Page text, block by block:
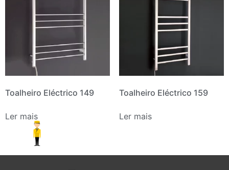
Toalheiro Eléctrico 149
Ler mais
Toalheiro Eléctrico 159
Ler mais